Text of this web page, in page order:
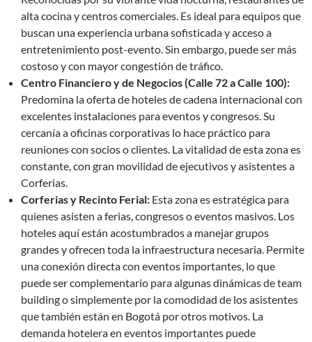
alta cocina y centros comerciales. Es ideal para equipos que
buscan una experiencia urbana sofisticada y acceso a
entretenimiento post-evento. Sin embargo, puede ser más
costoso y con mayor congestión de tráfico.
Centro Financiero y de Negocios (Calle 72 a Calle 100):
Predomina la oferta de hoteles de cadena internacional con
excelentes instalaciones para eventos y congresos. Su
cercanía a oficinas corporativas lo hace práctico para
reuniones con socios o clientes. La vitalidad de esta zona es
constante, con gran movilidad de ejecutivos y asistentes a
Corferias.
Corferias y Recinto Ferial: Esta zona es estratégica para
quienes asisten a ferias, congresos o eventos masivos. Los
hoteles aquí están acostumbrados a manejar grupos
grandes y ofrecen toda la infraestructura necesaria. Permite
una conexión directa con eventos importantes, lo que
puede ser complementario para algunas dinámicas de team
building o simplemente por la comodidad de los asistentes
que también están en Bogotá por otros motivos. La
demanda hotelera en eventos importantes puede